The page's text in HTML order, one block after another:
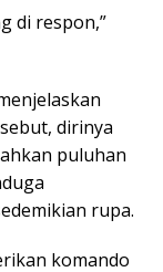
di respon,”
dirinya
puluhan
rupa.
komando